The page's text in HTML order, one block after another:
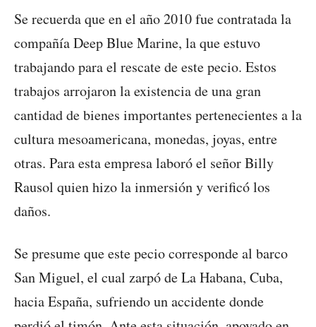
Se recuerda que en el año 2010 fue contratada la
compañía Deep Blue Marine, la que estuvo
trabajando para el rescate de este pecio. Estos
trabajos arrojaron la existencia de una gran
cantidad de bienes importantes pertenecientes a la
cultura mesoamericana, monedas, joyas, entre
otras. Para esta empresa laboró el señor Billy
Rausol quien hizo la inmersión y verificó los
daños.
Se presume que este pecio corresponde al barco
San Miguel, el cual zarpó de La Habana, Cuba,
hacia España, sufriendo un accidente donde